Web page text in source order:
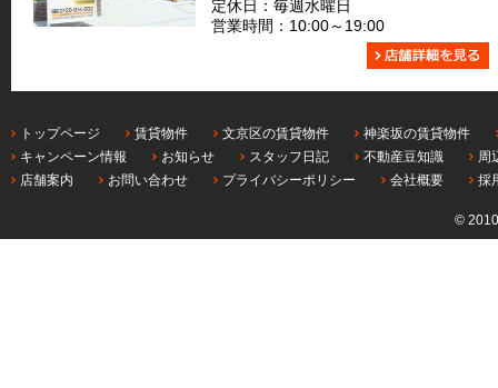
定休日：毎週水曜日
営業時間：10:00～19:00
トップページ 賃貸物件 文京区の賃貸物件
神楽坂の賃貸物件
キャンペーン情報
お知らせ スタッフ日記 不動産豆知識
周
店舗案内
お問い合わせ プライバシーポリシー 会社概要 採
©